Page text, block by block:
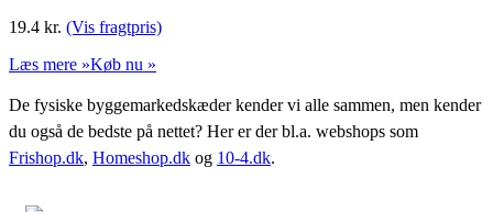
19.4 kr. (Vis fragtpris)
Læs mere »Køb nu »
De fysiske byggemarkedskæder kender vi alle sammen, men kender
du også de bedste på nettet? Her er der bl.a. webshops som
Frishop.dk, Homeshop.dk og 10-4.dk.